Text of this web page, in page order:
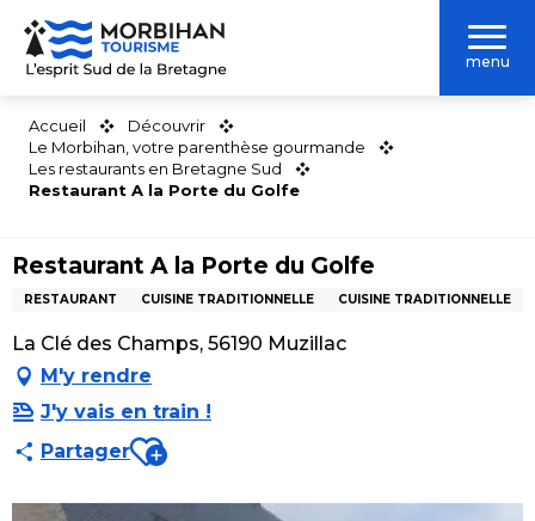
Aller
contenu
menu
Accueil
Découvrir
Le Morbihan, votre parenthèse gourmande
Les restaurants en Bretagne Sud
Restaurant A la Porte du Golfe
Restaurant A la Porte du Golfe
RESTAURANT CUISINE TRADITIONNELLE CUISINE TRADITIONNELLE
La Clé des Champs, 56190 Muzillac
M'y rendre
J'y vais en train !
PartagerAjouter aux favoris